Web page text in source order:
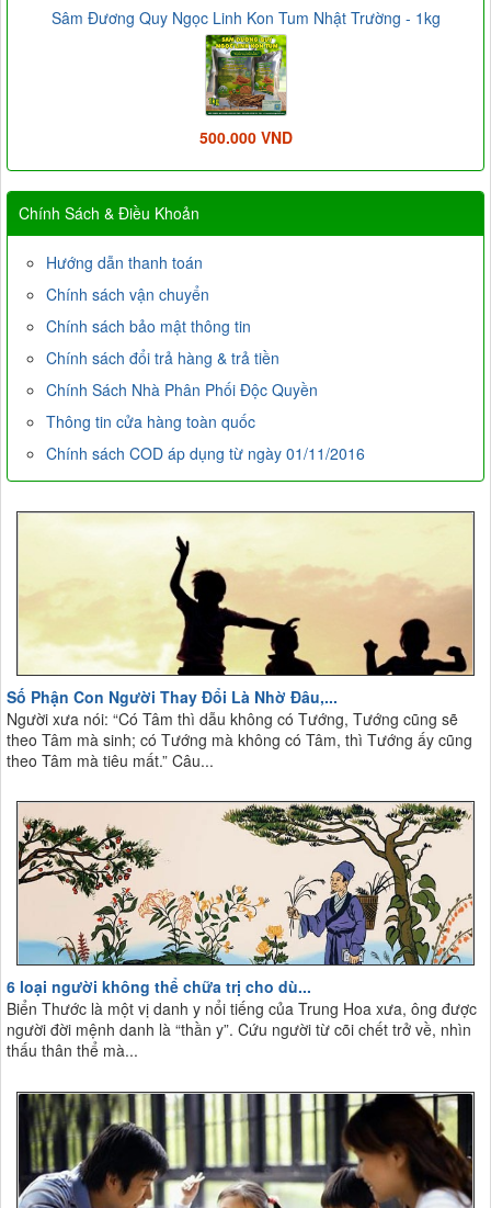
Sâm Đương Quy Ngọc Linh Kon Tum Nhật Trường - 1kg
500.000 VND
Chính Sách & Điều Khoản
Hướng dẫn thanh toán
Chính sách vận chuyển
Chính sách bảo mật thông tin
Chính sách đổi trả hàng & trả tiền
Chính Sách Nhà Phân Phối Độc Quyền
Thông tin cửa hàng toàn quốc
Chính sách COD áp dụng từ ngày 01/11/2016
Số Phận Con Người Thay Đổi Là Nhờ Đâu,...
Người xưa nói: “Có Tâm thì dẫu không có Tướng, Tướng cũng sẽ
theo Tâm mà sinh; có Tướng mà không có Tâm, thì Tướng ấy cũng
theo Tâm mà tiêu mất.” Câu...
6 loại người không thể chữa trị cho dù...
Biển Thước là một vị danh y nổi tiếng của Trung Hoa xưa, ông được
người đời mệnh danh là “thần y”. Cứu người từ cõi chết trở về, nhìn
thấu thân thể mà...